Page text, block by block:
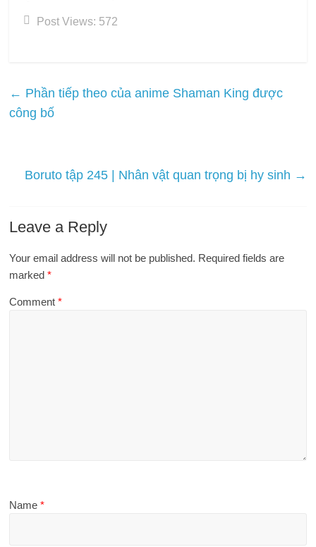
Post Views: 572
← Phần tiếp theo của anime Shaman King được
công bố
Boruto tập 245 | Nhân vật quan trọng bị hy sinh →
Leave a Reply
Your email address will not be published. Required fields are
marked*
Comment*
Name*